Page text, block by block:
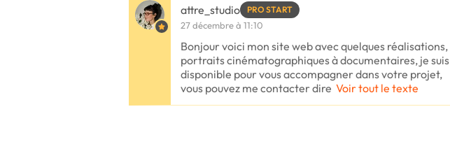
attre_studio PRO START
27 décembre à 11:10
Bonjour voici mon site web avec quelques réalisations,
portraits cinématographiques à documentaires, je suis
disponible pour vous accompagner dans votre projet,
vous pouvez me contacter dire Voir tout le texte